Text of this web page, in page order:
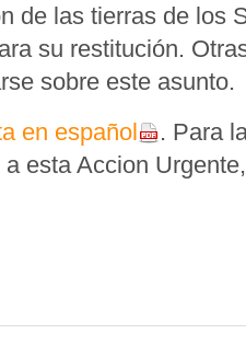
de las tierras de los
su restitución.
sobre este asunto.
en español
. Para
a esta Accion